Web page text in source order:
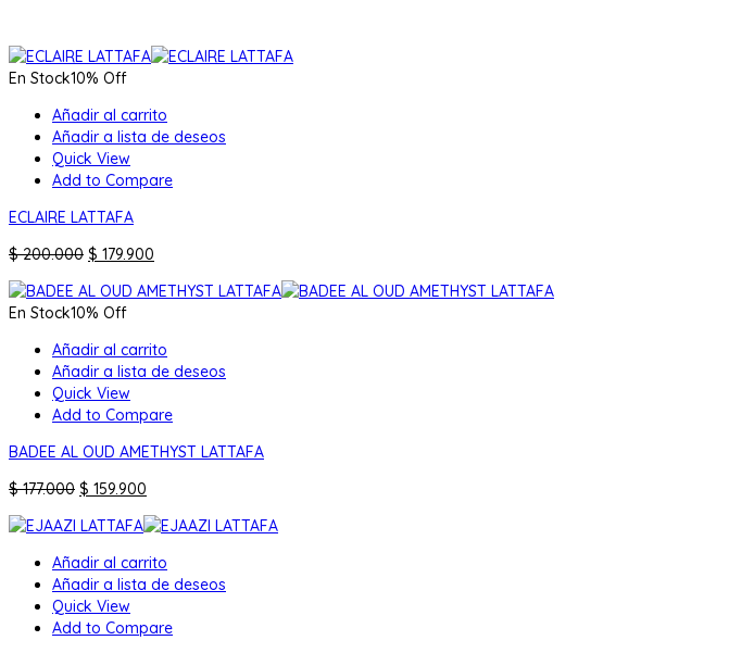
En Stock10% Off
Añadir al carrito
Añadir a lista de deseos
Quick View
Add to Compare
ECLAIRE LATTAFA
$200.000 El
original
era:
$ 200.000.
$ 179.900
actual
En Stock10% Off
Añadir al carrito
Añadir a lista de deseos
Quick View
Add to Compare
BADEE AL OUD AMETHYST LATTAFA
$177.000 El
original
era:
$ 177.000.
$ 159.900
actual
es:
$ 159.900.
Añadir al carrito
Añadir a lista de deseos
Quick View
Add to Compare